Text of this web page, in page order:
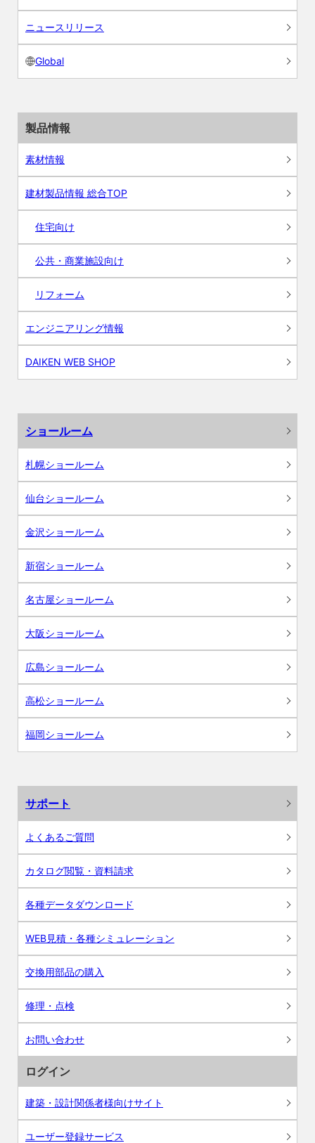
ニュースリリース
Global
製品情報
素材情報
建材製品情報 総合TOP
住宅向け
公共・商業施設向け
リフォーム
エンジニアリング情報
DAIKEN WEB SHOP
ショールーム
札幌ショールーム
仙台ショールーム
金沢ショールーム
新宿ショールーム
名古屋ショールーム
大阪ショールーム
広島ショールーム
高松ショールーム
福岡ショールーム
サポート
よくあるご質問
カタログ閲覧・資料請求
各種データダウンロード
WEB見積・各種シミュレーション
交換用部品の購入
修理・点検
お問い合わせ
ログイン
建築・設計関係者様向けサイト
ユーザー登録サービス